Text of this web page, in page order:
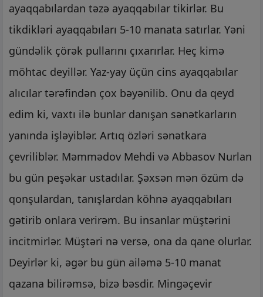
ayaqqabılardan təzə ayaqqabılar tikirlər. Bu
tikdikləri ayaqqabıları 5-10 manata satırlar. Yəni
gündəlik çörək pullarını çıxarırlar. Heç kimə
möhtac deyillər. Yaz-yay üçün cins ayaqqabılar
alıcılar tərəfindən çox bəyənilib. Onu da qeyd
edim ki, vaxtı ilə bunlar danışan sənətkarların
yanında işləyiblər. Artıq özləri sənətkara
çevriliblər. Məmmədov Mehdi və Abbasov Nurlan
bu gün peşəkar ustadılar. Şəxsən mən özüm də
qonşulardan, tanışlardan köhnə ayaqqabıları
gətirib onlara verirəm. Bu insanlar müştərini
incitmirlər. Müştəri nə versə, ona da qane olurlar.
Deyirlər ki, əgər bu gün ailəmə 5-10 manat
qazana bilirəmsə, bizə bəsdir. Mingəçevir